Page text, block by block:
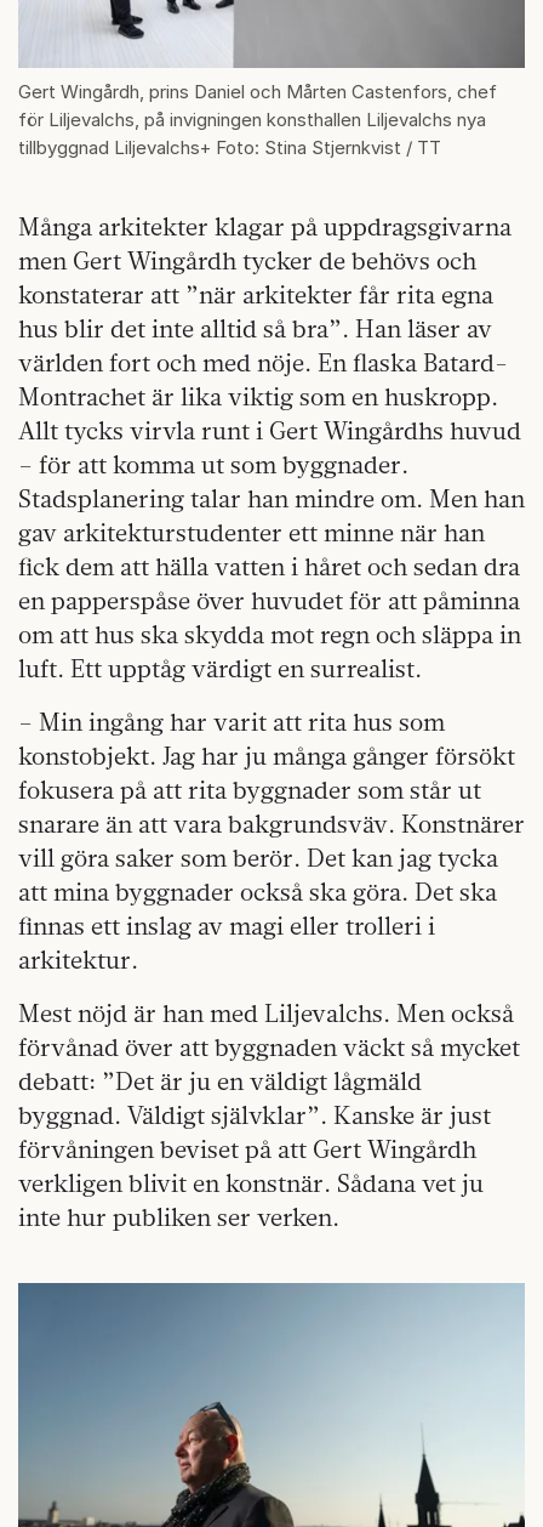
Gert Wingårdh, prins Daniel och Mårten Castenfors, chef
för Liljevalchs, på invigningen konsthallen Liljevalchs nya
tillbyggnad Liljevalchs+ Foto: Stina Stjernkvist / TT
Många arkitekter klagar på uppdragsgivarna
men Gert Wingårdh tycker de behövs och
konstaterar att ”när arkitekter får rita egna
hus blir det inte alltid så bra”. Han läser av
världen fort och med nöje. En flaska Batard-
Montrachet är lika viktig som en huskropp.
Allt tycks virvla runt i Gert Wingårdhs huvud
– för att komma ut som byggnader.
Stadsplanering talar han mindre om. Men han
gav arkitekturstudenter ett minne när han
fick dem att hälla vatten i håret och sedan dra
en papperspåse över huvudet för att påminna
om att hus ska skydda mot regn och släppa in
luft. Ett upptåg värdigt en surrealist.
– Min ingång har varit att rita hus som
konstobjekt. Jag har ju många gånger försökt
fokusera på att rita byggnader som står ut
snarare än att vara bakgrundsväv. Konstnärer
vill göra saker som berör. Det kan jag tycka
att mina byggnader också ska göra. Det ska
finnas ett inslag av magi eller trolleri i
arkitektur.
Mest nöjd är han med Liljevalchs. Men också
förvånad över att byggnaden väckt så mycket
debatt: ”Det är ju en väldigt lågmäld
byggnad. Väldigt självklar”. Kanske är just
förvåningen beviset på att Gert Wingårdh
verkligen blivit en konstnär. Sådana vet ju
inte hur publiken ser verken.